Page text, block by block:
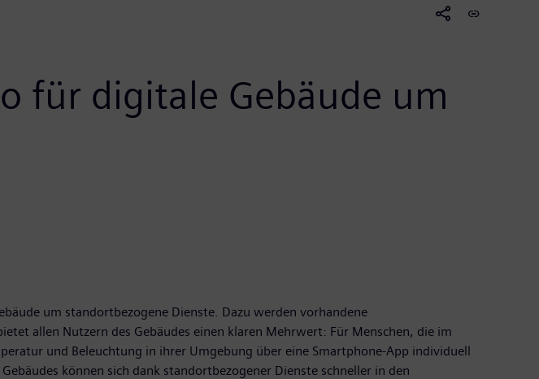
für digitale Gebäude um
um standortbezogene Dienste. Dazu werden vorhandene
allen Nutzern des Gebäudes einen klaren Mehrwert: Für Menschen, die im
und Beleuchtung in ihrer Umgebung über eine Smartphone-App individuell
können sich dank standortbezogener Dienste schneller in den